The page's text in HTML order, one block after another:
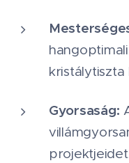
kristálytiszta
Gyorsaság: